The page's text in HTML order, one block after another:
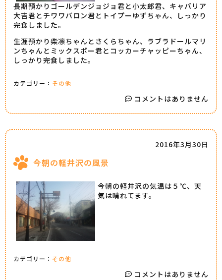
長期預かりゴールデンジョジョ君と小太郎君、キャバリア
大吉君とチワワバロン君とトイプーゆずちゃん、しっかり
完食しました。
生涯預かり柴凛ちゃんとさくらちゃん、ラブラドールマリ
ンちゃんとミックスポー君とコッカーチャッピーちゃん、
しっかり完食しました。
カテゴリー： その他
コメントはありません
今朝の軽井沢の風景
2016年3月30日
今朝の軽井沢の気温は５℃、天
気は晴れてます。
カテゴリー： その他
コメントはありません